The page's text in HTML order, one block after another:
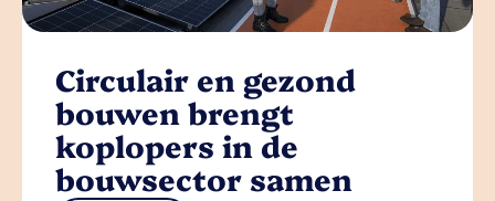
Circulair en gezond
bouwen brengt
koplopers in de
bouwsector samen